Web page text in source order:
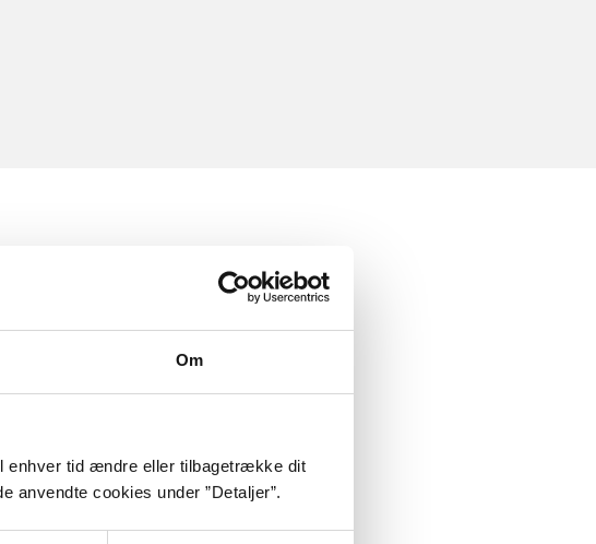
Om
enhver tid ændre eller tilbagetrække dit
anvendte cookies under ”Detaljer”.